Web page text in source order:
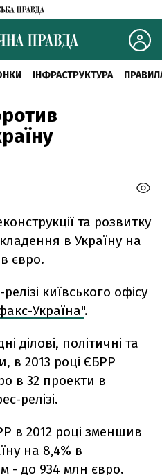
ІНФРАСТРУКТУРА
та розвитку
в Україну на
євро.
київського офісу
Україна".
ділові, політичні та
в 2013 році ЄБРР
в 32 проекти в
релізі.
в 2012 році зменшив
на 8,4% в
- до 934 млн євро.